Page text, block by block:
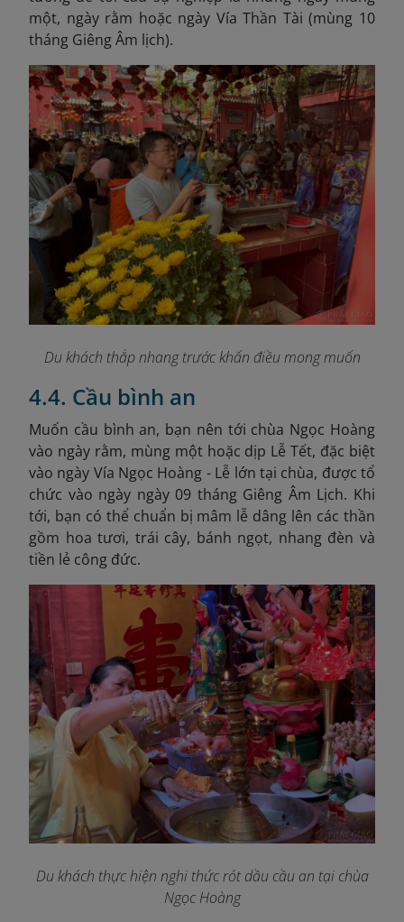
một, ngày rằm hoặc ngày Vía Thần Tài (mùng 10
tháng Giêng Âm lịch).
Du khách thắp nhang trước khấn điều mong muốn
4.4. Cầu bình an
Muốn cầu bình an, bạn nên tới chùa Ngọc Hoàng
vào ngày rằm, mùng một hoặc dịp Lễ Tết, đặc biệt
vào ngày Vía Ngọc Hoàng - Lễ lớn tại chùa, được tổ
chức vào ngày ngày 09 tháng Giêng Âm Lịch. Khi
tới, bạn có thể chuẩn bị mâm lễ dâng lên các thần
gồm hoa tươi, trái cây, bánh ngọt, nhang đèn và
tiền lẻ công đức.
Du khách thực hiện nghi thức rót dầu cầu an tại chùa
Ngọc Hoàng